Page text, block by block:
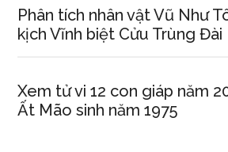
Phân tích nhân vật Vũ Như
kịch Vĩnh biệt Cửu Trùng Đài
Xem tử vi 12 con giáp năm
Ất Mão sinh năm 1975